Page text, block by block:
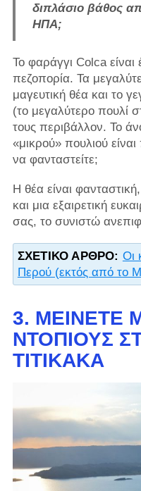
διπλάσιο βάθος
ΗΠΑ;
Το φαράγγι Colca είναι
πεζοπορία. Τα
μαγευτική θέα και το
(το μεγαλύτερο πουλί
τους περιβάλλον. Το
«μικρού» πουλιού
να φανταστείτε;
Η θέα είναι
και μια εξαιρετική
σας, το συνιστώ
ΣΧΕΤΙΚΌ ΆΡΘΡΟ: Οι
Περού (εκτός από το
3. ΜΕΊΝΕΤΕ
ΝΤΌΠΙΟΥΣ
ΤΙΤΙΚΆΚΑ